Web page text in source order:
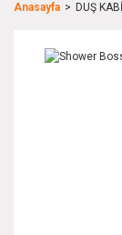
Anasayfa DUŞ